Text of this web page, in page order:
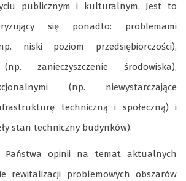
publicznym i kulturalnym. Jest to
się ponadto: problemami
niski poziom przedsiębiorczości),
zanieczyszczenie środowiska),
(np. niewystarczające
techniczną i społeczną) i
stan techniczny budynków).
Państwa opinii na temat aktualnych
rewitalizacji problemowych obszarów